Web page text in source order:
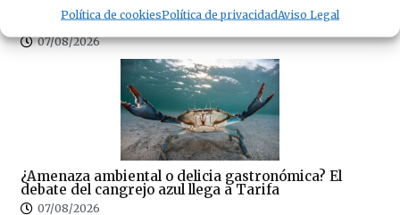
Política de cookiesPolítica de privacidadAviso Legal
CSIF denuncia el colapso del Juzgado de Paz de
Tarifa
07/08/2026
¿Amenaza ambiental o delicia gastronómica? El
debate del cangrejo azul llega a Tarifa
07/08/2026